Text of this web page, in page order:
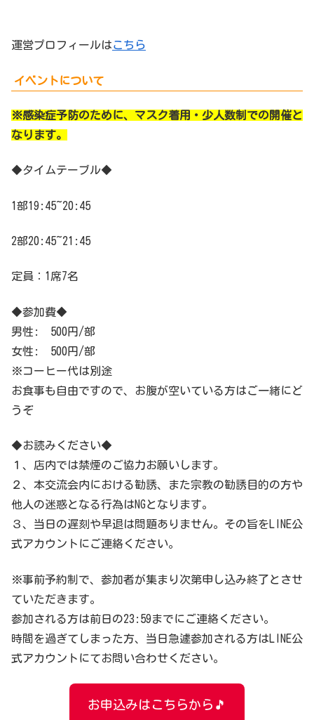
運営プロフィールはこちら
イベントについて
※感染症予防のために、マスク着用・少人数制での開催と
なります。
◆タイムテーブル◆
1 部19:45~20:45
2部20:45~21:45
定員：1席7名
◆参加費◆
男性: 500円/部
女性: 500円/部
※コーヒー代は別途
お食事も自由ですので、お腹が空いている方はご一緒にど
うぞ
◆お読みください◆
１、店内では禁煙のご協力お願いします。
２、本交流会内における勧誘、また宗教の勧誘目的の方や
他人の迷惑となる行為はNGとなります。
３、当日の遅刻や早退は問題ありません。その旨をLINE公
式アカウントにご連絡ください。
※事前予約制で、参加者が集まり次第申し込み終了とさせ
ていただきます。
参加される方は前日の23:59までにご連絡ください。
時間を過ぎてしまった方、当日急遽参加される方はLINE公
式アカウントにてお問い合わせください。
お申込みはこちらから🎵